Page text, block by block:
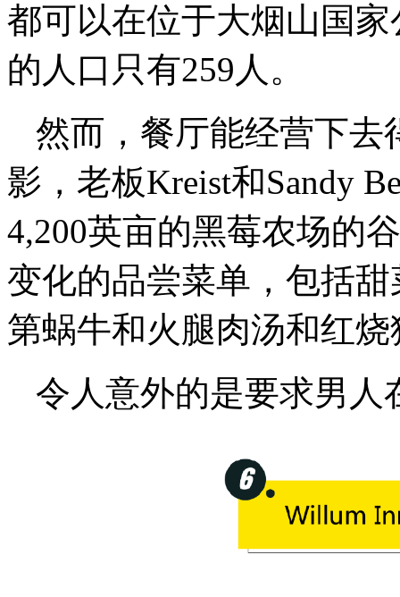
都可以在位于大烟山国
的人口只有259人。
然而，餐厅能经营下去
影，老板Kreist和Sandy
4,200英亩的黑莓农场的
变化的品尝菜单，包括
第蜗牛和火腿肉汤和红
令人意外的是要求男人